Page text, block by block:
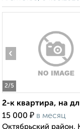
2/5
‹
2-к квартира, на
15 000 ₽ в месяц
Октябрьский район,